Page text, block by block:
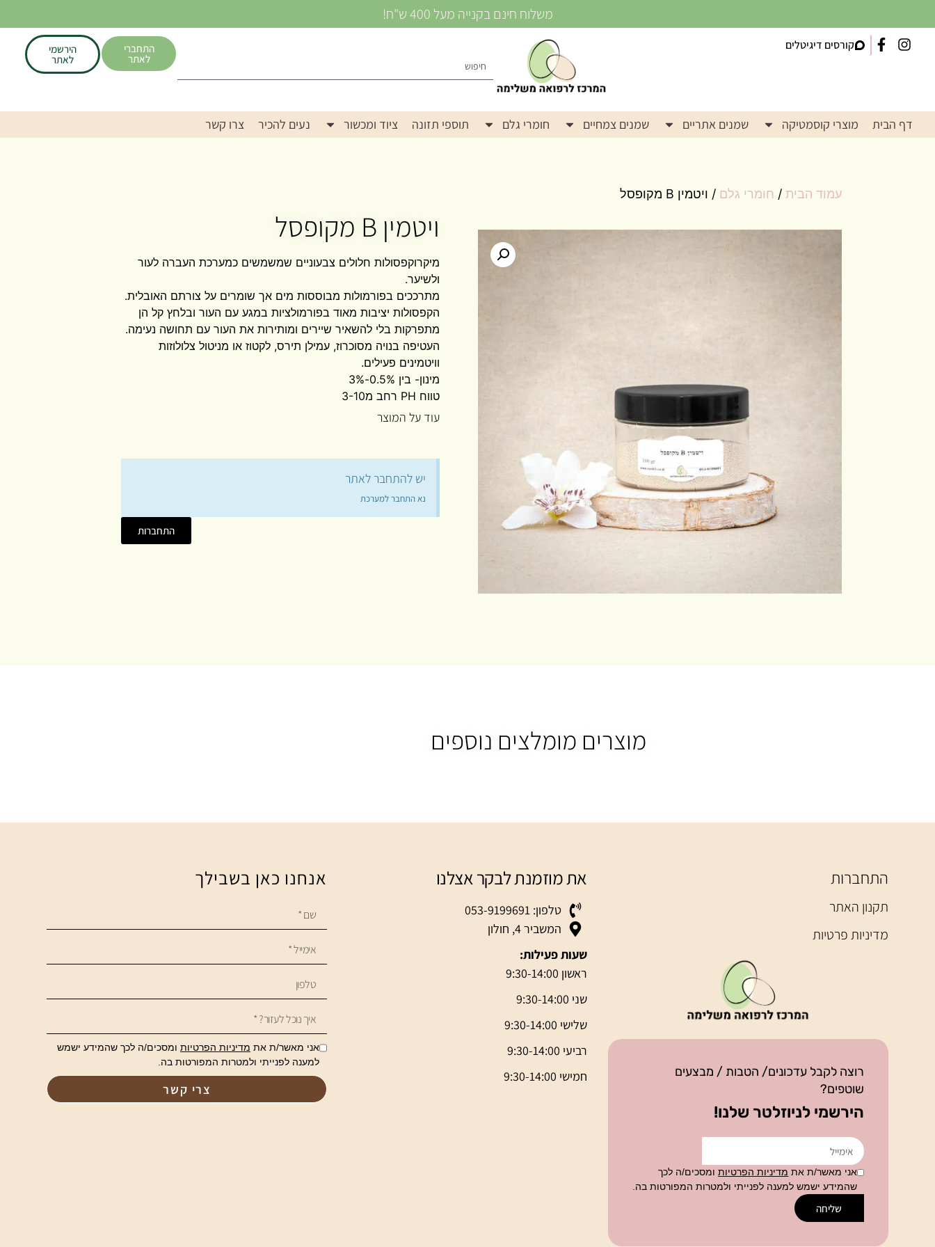
משלוח חינם בקנייה מעל 400 ש"ח!
קורסים דיגיטלים התחברי
לאתר
הירשמי
לאתר
דף הבית מוצרי קוסמטיקה שמנים אתריים שמנים צמחיים חומרי גלם תוספי תזונה ציוד ומכשור נעים להכיר צרו קשר
עמוד הבית / חומרי גלם / ויטמין B מקופסל
ויטמין B מקופסל
מיקרוקפסולות חלולים צבעוניים שמשמשים כמערכת העברה לעור
ולשיער.
מתרככים בפורמולות מבוססות מים אך שומרים על צורתם האובלית.
הקפסולות יציבות מאוד בפורמולציות במגע עם העור ובלחץ קל הן
מתפרקות בלי להשאיר שיירים ומותירות את העור עם תחושה נעימה.
העטיפה בנויה מסוכרוז, עמילן תירס, לקטוז או מניטול צלולוזות
וויטמינים פעילים.
מינון- בין 0.5%-3%
טווח PH רחב מ3-10
עוד על המוצר
יש להתחבר לאתר
נא התחבר למערכת
התחברות
מוצרים מומלצים נוספים
התחברות
תקנון האתר
מדיניות פרטיות
רוצה לקבל עדכונים/ הטבות / מבצעים
שוטפים?
הירשמי לניוזלטר שלנו!
אני מאשר/ת את מדיניות הפרטיותומסכים/ה לכך
שהמידע ישמש למענה לפנייתי ולמטרות המפורטות בה.
שליחה
את מוזמנת לבקר אצלנו
טלפון: 053-9199691
המשביר 4, חולון
שעות פעילות:
ראשון 9:30-14:00
שני 9:30-14:00
שלישי 9:30-14:00
רביעי 9:30-14:00
חמישי 9:30-14:00
אנחנו כאן בשבילך
אני מאשר/ת את מדיניות הפרטיות ומסכים/ה לכך שהמידע ישמש
למענה לפנייתי ולמטרות המפורטות בה.
צרי קשר